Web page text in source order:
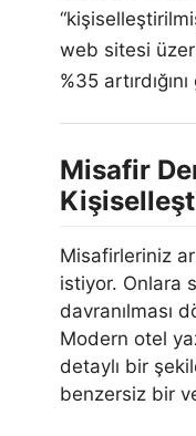
web sitesi
%35
Misafir
Misafirleriniz
istiyor. Onlara
davranılması
Modern otel
detaylı bir
benzersiz bir